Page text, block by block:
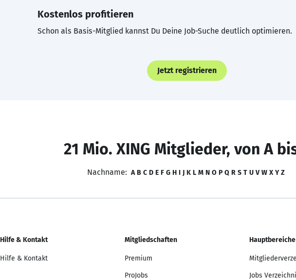
Kostenlos profitieren
Schon als Basis-Mitglied kannst Du Deine Job-Suche deutlich optimieren.
Jetzt registrieren
21 Mio. XING Mitglieder, von A
Nachname: A B C D E F G H I J K L M N O P Q R S T U V W X Y Z
Hilfe & Kontakt
Hilfe & Kontakt
Mitgliedschaften
Premium
ProJobs
Hauptbereiche
Jobs